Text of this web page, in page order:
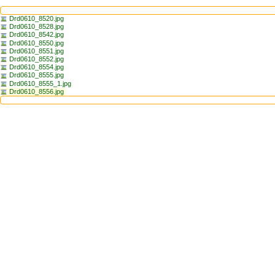
Drd0610_8520.jpg
Drd0610_8528.jpg
Drd0610_8542.jpg
Drd0610_8550.jpg
Drd0610_8551.jpg
Drd0610_8552.jpg
Drd0610_8554.jpg
Drd0610_8555.jpg
Drd0610_8555_1.jpg
Drd0610_8556.jpg